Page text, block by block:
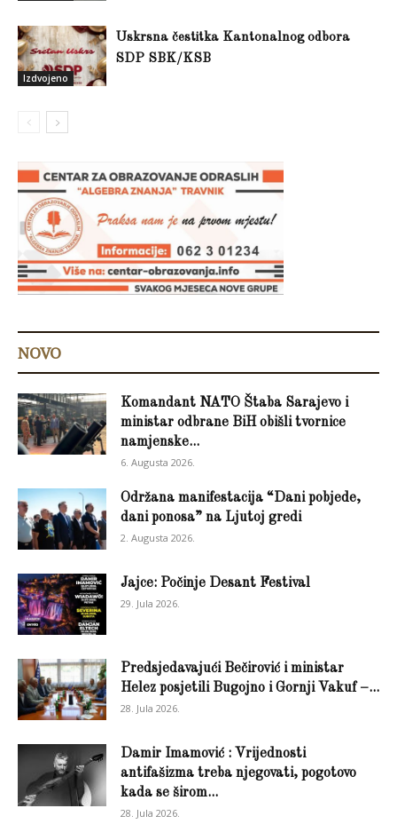
Izdvojeno
Uskrsna čestitka Kantonalnog odbora
SDP SBK/KSB
NOVO
Komandant NATO Štaba Sarajevo i
ministar odbrane BiH obišli tvornice
namjenske...
6. Augusta 2026.
Održana manifestacija “Dani pobjede,
dani ponosa” na Ljutoj gredi
2. Augusta 2026.
Jajce: Počinje Desant Festival
29. Jula 2026.
Predsjedavajući Bečirović i ministar
Helez posjetili Bugojno i Gornji Vakuf –...
28. Jula 2026.
Damir Imamović : Vrijednosti
antifašizma treba njegovati, pogotovo
kada se širom...
28. Jula 2026.